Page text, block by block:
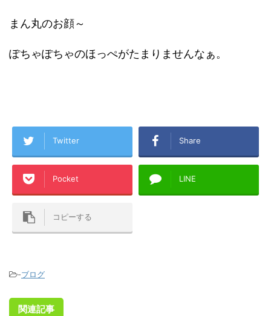
まん丸のお顔～
ぽちゃぽちゃのほっぺがたまりませんなぁ。
Twitter Share
Pocket LINE
コピーする
-ブログ
関連記事